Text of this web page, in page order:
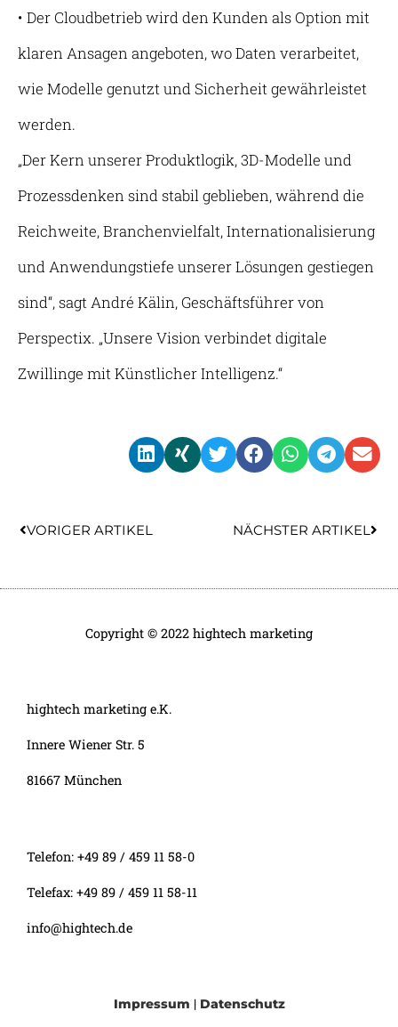
• Der Cloudbetrieb wird den Kunden als Option mit
klaren Ansagen angeboten, wo Daten verarbeitet,
wie Modelle genutzt und Sicherheit gewährleistet
werden.
„Der Kern unserer Produktlogik, 3D-Modelle und
Prozessdenken sind stabil geblieben, während die
Reichweite, Branchenvielfalt, Internationalisierung
und Anwendungstiefe unserer Lösungen gestiegen
sind“, sagt André Kälin, Geschäftsführer von
Perspectix. „Unsere Vision verbindet digitale
Zwillinge mit Künstlicher Intelligenz.“
VORIGER ARTIKEL NÄCHSTER ARTIKEL
Copyright © 2022 hightech marketing
hightech marketing e.K.
Innere Wiener Str. 5
81667 München
Telefon: +49 89 / 459 11 58-0
Telefax: +49 89 / 459 11 58-11
info@hightech.de
Impressum | Datenschutz